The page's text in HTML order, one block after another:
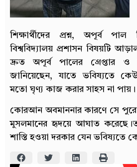
শিক্ষার্থীদের প্রশ্ন, অপূর্ব
বিশ্ববিদ্যালয় প্রশাসন বিষয়টি
দ্রুত অপূর্ব পালের গ্রেপ্তার ও
জানিয়েছেন, যাতে ভবিষ্যতে
মতো ঘৃণ্য কাজ করার সাহস না পায়।
কোরআন অবমাননার কারণে সে পুরো
মুসলমানের হৃদয়ে আঘাত
শাস্তি হওয়া দরকার যেন ভবিষ্যতে